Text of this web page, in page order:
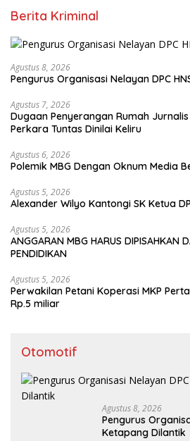
Berita Kriminal
Agustus 8, 2026
Pengurus Organisasi Nelayan DPC
Agustus 7, 2026
Dugaan Penyerangan Rumah
Perkara Tuntas Dinilai Keliru
Agustus 6, 2026
Polemik MBG Dengan Oknum Media
Agustus 5, 2026
Alexander Wilyo Kantongi SK Ketua
Agustus 5, 2026
ANGGARAN MBG HARUS DIPISAHKAN
PENDIDIKAN
Agustus 5, 2026
Perwakilan Petani Koperasi MKP
Rp.5 miliar
Otomotif
Agustus 8, 2026
Pengurus
Ketapang Dilantik